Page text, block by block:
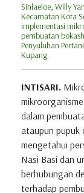
Sinlaeloe, Willy
Kecamatan Kota
implementasi
pembuatan
Penyuluhan
Kupang.
INTISARI.
dalam
ataupun pupuk
mengetahui
Nasi Basi dan
berhubungan
terhadap